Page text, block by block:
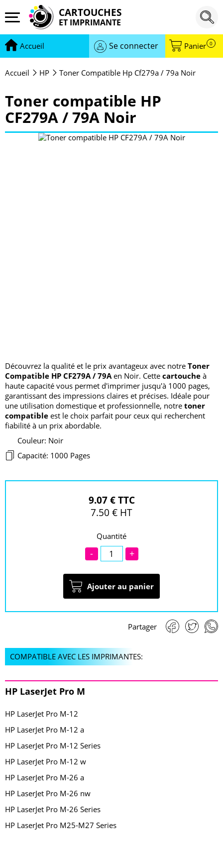
CARTOUCHES
ET IMPRIMANTE
Accueil Se connecter Panier 0
Accueil HP Toner Compatible Hp Cf279a / 79a Noir
Toner compatible HP
CF279A / 79A Noir
Découvrez la qualité et le prix avantageux avec notre Toner
Compatible HP CF279A / 79Aen Noir. Cette cartouche à
haute capacité vous permet d'imprimer jusqu'à 1000 pages,
garantissant des impressions claires et précises. Idéale pour
une utilisation domestique et professionnelle, notre toner
compatible est le choix parfait pour ceux qui recherchent
fiabilité à un prix abordable.
Couleur: Noir
Capacité: 1000 Pages
9.07 € TTC
7.50 € HT
Quantité
- +
Ajouter au panier
Partager
COMPATIBLE AVEC LES IMPRIMANTES:
HP LaserJet Pro M
HP LaserJet Pro M-12
HP LaserJet Pro M-12 a
HP LaserJet Pro M-12 Series
HP LaserJet Pro M-12 w
HP LaserJet Pro M-26 a
HP LaserJet Pro M-26 nw
HP LaserJet Pro M-26 Series
HP LaserJet Pro M25-M27 Series